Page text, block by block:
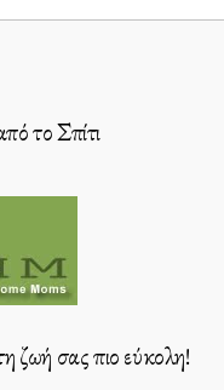
το Σπίτι
ζωή σας πιο εύκολη!